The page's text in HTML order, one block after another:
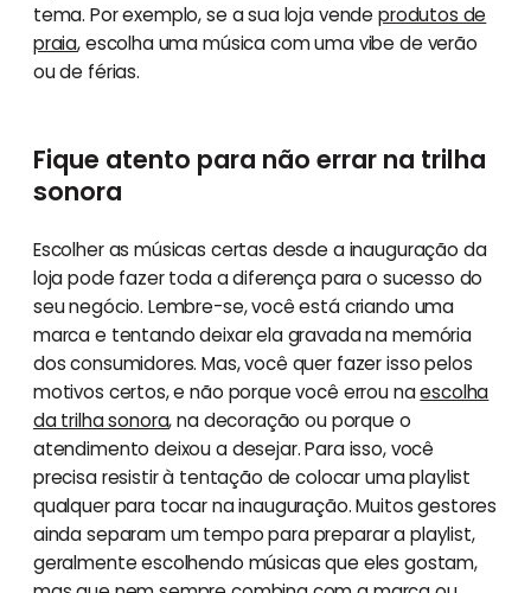
tema. Por exemplo, se a sua loja vende produtos de
praia, escolha uma música com uma vibe de verão
ou de férias.
Fique atento para não errar na trilha
sonora
Escolher as músicas certas desde a inauguração da
loja pode fazer toda a diferença para o sucesso do
seu negócio. Lembre-se, você está criando uma
marca e tentando deixar ela gravada na memória
dos consumidores. Mas, você quer fazer isso pelos
motivos certos, e não porque você errou naescolha
da trilha sonora, na decoração ou porque o
atendimento deixou a desejar. Para isso, você
precisa resistir à tentação de colocar uma playlist
qualquer para tocar na inauguração. Muitos gestores
ainda separam um tempo para preparar a playlist,
geralmente escolhendo músicas que eles gostam,